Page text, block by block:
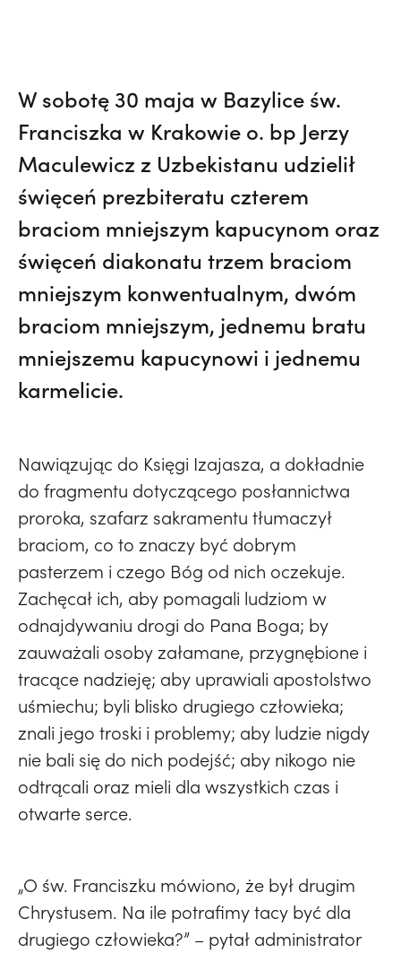
W sobotę 30 maja w Bazylice św.
Franciszka w Krakowie o. bp Jerzy
Maculewicz z Uzbekistanu udzielił
święceń prezbiteratu czterem
braciom mniejszym kapucynom oraz
święceń diakonatu trzem braciom
mniejszym konwentualnym, dwóm
braciom mniejszym, jednemu bratu
mniejszemu kapucynowi i jednemu
karmelicie.
Nawiązując do Księgi Izajasza, a dokładnie
do fragmentu dotyczącego posłannictwa
proroka, szafarz sakramentu tłumaczył
braciom, co to znaczy być dobrym
pasterzem i czego Bóg od nich oczekuje.
Zachęcał ich, aby pomagali ludziom w
odnajdywaniu drogi do Pana Boga; by
zauważali osoby załamane, przygnębione i
tracące nadzieję; aby uprawiali apostolstwo
uśmiechu; byli blisko drugiego człowieka;
znali jego troski i problemy; aby ludzie nigdy
nie bali się do nich podejść; aby nikogo nie
odtrącali oraz mieli dla wszystkich czas i
otwarte serce.
„O św. Franciszku mówiono, że był drugim
Chrystusem. Na ile potrafimy tacy być dla
drugiego człowieka?” – pytał administrator